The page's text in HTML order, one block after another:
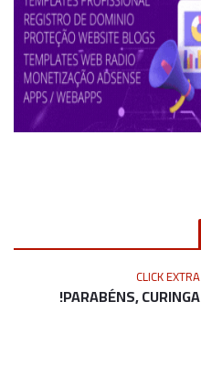
CLICK EXTRA
PARABÉNS, CURINGA!